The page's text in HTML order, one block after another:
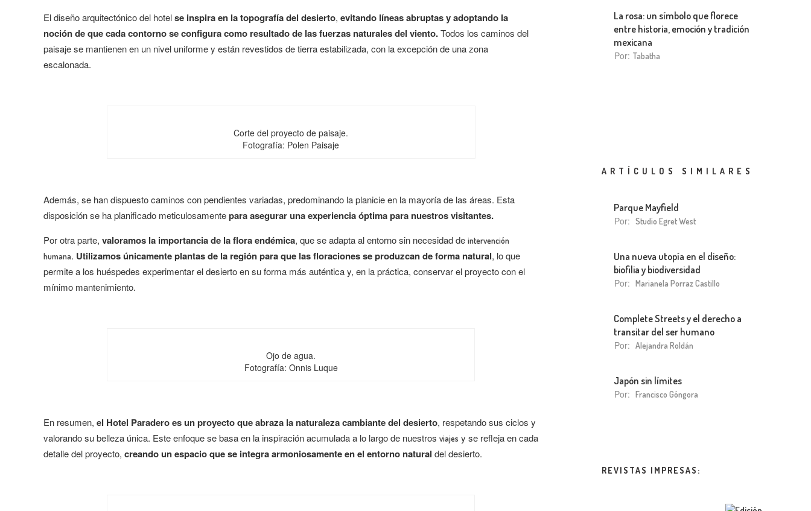
El diseño arquitectónico del hotelse inspira en la topografía del desierto, evitando líneas abruptas y adoptando la
noción de que cada contorno se configura como resultado de las fuerzas naturales del viento.Todos los caminos del
paisaje se mantienen en un nivel uniforme y están revestidos de tierra estabilizada, con la excepción de una zona
escalonada.
Corte del proyecto de paisaje.
Fotografía: Polen Paisaje
Además, se han dispuesto caminos con pendientes variadas, predominando la planicie en la mayoría de las áreas. Esta
disposición se ha planificado meticulosamenteparaasegurar una experiencia óptima para nuestros visitantes.
Por otra parte, valoramos la importancia de la flora endémica, que se adapta al entorno sin necesidad de intervención
humana. Utilizamos únicamente plantas de la región para que las floraciones se produzcan de forma natural, lo que
permite a los huéspedes experimentar el desierto en su forma más auténtica y, en la práctica, conservar el proyecto con el
mínimo mantenimiento.
Ojo de agua.
Fotografía: Onnis Luque
En resumen, el Hotel Paradero es un proyecto que abraza la naturaleza cambiante del desierto, respetando sus ciclos y
valorando su belleza única. Este enfoque se basa en la inspiración acumulada a lo largo de nuestros viajes y se refleja en cada
detalle del proyecto, creando un espacio que se integra armoniosamente en el entorno natural del desierto.
La rosa: un símbolo que florece
entre historia, emoción y tradición
mexicana
Por: Tabatha
ARTÍCULOS SIMILARES
Parque Mayfield
Por: Studio Egret West
Una nueva utopía en el diseño:
biofilia y biodiversidad
Por: Marianela Porraz Castillo
Complete Streets y el derecho a
transitar del ser humano
Por: Alejandra Roldán
Japón sin límites
Por: Francisco Góngora
REVISTAS IMPRESAS: